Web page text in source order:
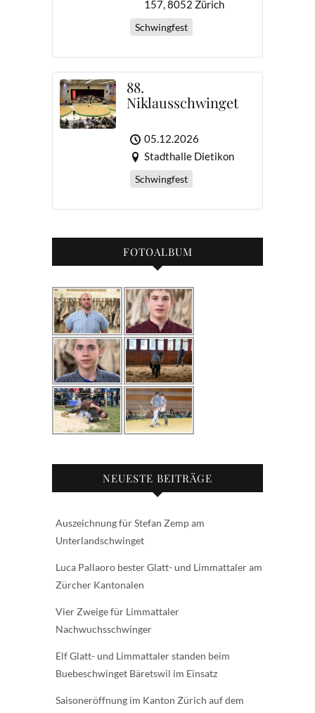
157, 8052 Zürich
Schwingfest
88.
Niklausschwinget
05.12.2026
Stadthalle Dietikon
Schwingfest
FOTOALBUM
NEUESTE BEITRÄGE
Auszeichnung für Stefan Zemp am
Unterlandschwinget
Luca Pallaoro bester Glatt- und Limmattaler am
Zürcher Kantonalen
Vier Zweige für Limmattaler
Nachwuchsschwinger
Elf Glatt- und Limmattaler standen beim
Buebeschwinget Bäretswil im Einsatz
Saisoneröffnung im Kanton Zürich auf dem